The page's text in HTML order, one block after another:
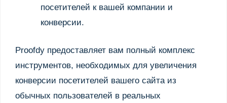
посетителей к вашей компании и
конверсии.
Proofdy предоставляет вам полный комплекс
инструментов, необходимых для увеличения
конверсии посетителей вашего сайта из
обычных пользователей в реальных